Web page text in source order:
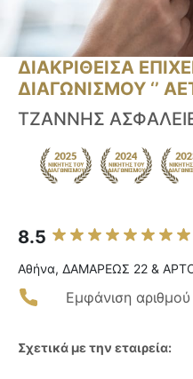
ΔΙΑΚΡΙΘΕΙΣΑ
ΔΙΑΓΩΝΙΣΜΟΥ ‘’
ΤΖΑΝΝΗΣ
8.5
Αθήνα, ΔΑΜΑΡΕΩΣ 22 &
Εμφάνιση
Σχετικά με την εταιρεία: